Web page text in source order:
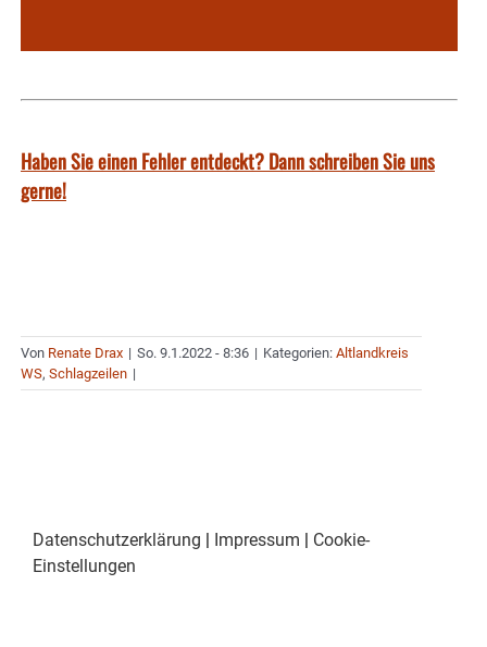
Haben Sie einen Fehler entdeckt? Dann schreiben Sie uns
gerne!
Von Renate Drax | So. 9.1.2022 - 8:36 | Kategorien: Altlandkreis
WS, Schlagzeilen |
Datenschutzerklärung | Impressum | Cookie-
Einstellungen